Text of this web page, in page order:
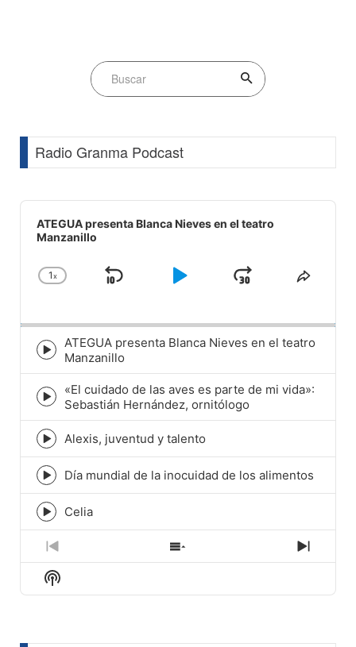
Radio Granma Podcast
Audio
Player
ATEGUA presenta Blanca Nieves en el teatro
Manzanillo
Change
1x
Skip
Play
JumpShare
Episode
play
icon
ATEGUA presenta Blanca Nieves en el teatro
Manzanillo
Episode
play
icon
«El cuidado de las aves es parte de mi vida»:
Sebastián Hernández, ornitólogo
Episode
play
icon
Alexis, juventud y talento
Episode
play
icon
Día mundial de la inocuidad de los alimentos
Episode
play
icon
Celia
Previous
Episode
Show
Episodes
Next
Show
Podcast